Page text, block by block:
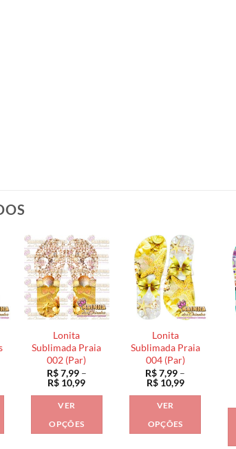
Lonita
Sublimada Praia
002 (Par)
R$7,99 –
R$ 10,99Faixa
VER
OPÇÕES
Lonita
Sublimada Praia
004 (Par)
R$7,99 –
R$10,99Faixa
VER
OPÇÕES